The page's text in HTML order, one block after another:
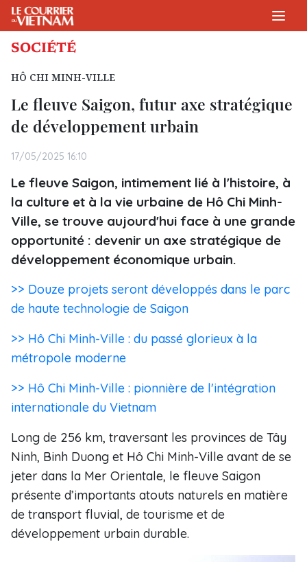
SOCIÉTÉ
HÔ CHI MINH-VILLE
Le fleuve Saigon, futur axe stratégique
de développement urbain
17/05/2025 16:10
Le fleuve Saigon, intimement lié à l'histoire, à
la culture et à la vie urbaine de Hô Chi Minh-
Ville, se trouve aujourd'hui face à une grande
opportunité : devenir un axe stratégique de
développement économique urbain.
>> Douze projets seront développés dans le parc
de haute technologie de Saigon
>> Hô Chi Minh-Ville : du passé glorieux à la
métropole moderne
>> Hô Chi Minh-Ville : pionnière de l'intégration
internationale du Vietnam
Long de 256 km, traversant les provinces de Tây
Ninh, Binh Duong et Hô Chi Minh-Ville avant de se
jeter dans la Mer Orientale, le fleuve Saigon
présente d’importants atouts naturels en matière
de transport fluvial, de tourisme et de
développement urbain durable.